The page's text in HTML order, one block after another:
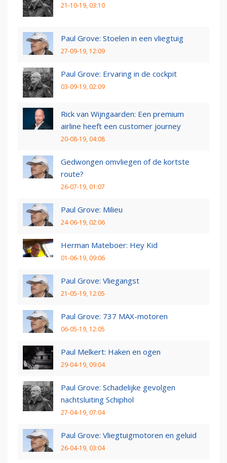
21-10-19, 03:10
Paul Grove: Stoelen in een vliegtuig
27-09-19, 12:09
Paul Grove: Ervaring in de cockpit
03-09-19, 02:09
Rick van Wijngaarden: Een premium
airline heeft een customer journey
20-08-19, 04:08
Gedwongen omvliegen of de kortste
route?
26-07-19, 01:07
Paul Grove: Milieu
24-06-19, 02:06
Herman Mateboer: Hey Kid
01-06-19, 09:06
Paul Grove: Vliegangst
21-05-19, 12:05
Paul Grove: 737 MAX-motoren
06-05-19, 12:05
Paul Melkert: Haken en ogen
29-04-19, 09:04
Paul Grove: Schadelijke gevolgen
nachtsluiting Schiphol
27-04-19, 07:04
Paul Grove: Vliegtuigmotoren en geluid
26-04-19, 03:04